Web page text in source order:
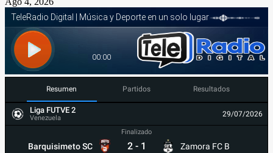
Resumen Partidos Resultados
Liga FUTVE 2
Venezuela 29/07/2026
Barquisimeto SC
Finalizado
2 - 1 Zamora FC B